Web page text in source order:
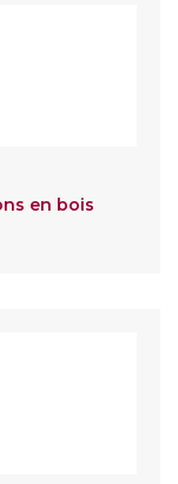
en bois